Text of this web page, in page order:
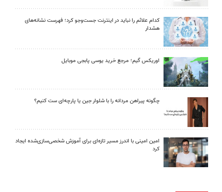
کدام علائم را نباید در اینترنت جست‌وجو کرد؛ فهرست نشانه‌های
هشدار
اوریکس گیم؛ مرجع خرید یوسی پابجی موبایل
چگونه پیراهن مردانه را با شلوار جین یا پارچه‌ای ست کنیم؟
امین امینی با اندرز مسیر تازه‌ای برای آموزش شخصی‌سازی‌شده ایجاد
کرد